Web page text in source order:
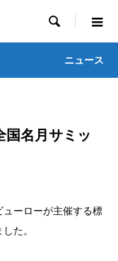

ニュース
名月サミッ
ーローが主催する標
た。